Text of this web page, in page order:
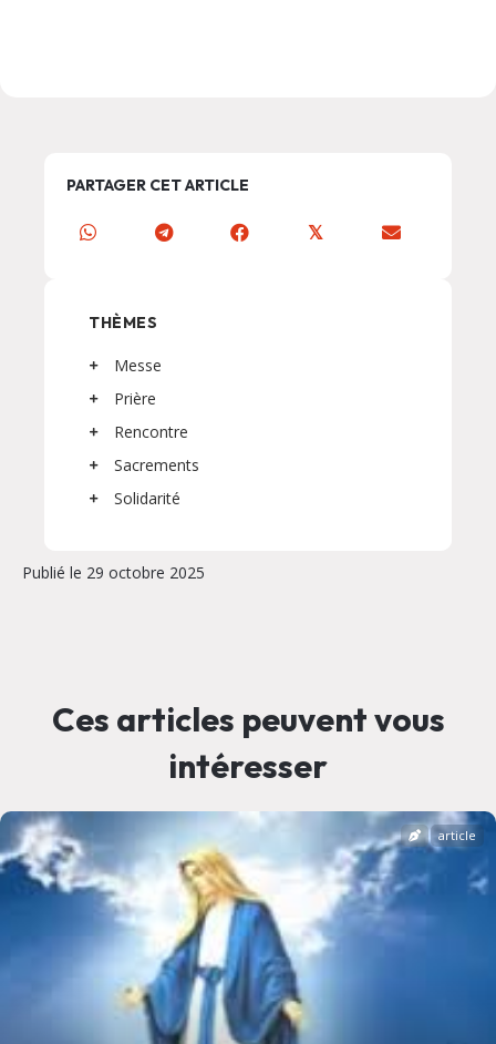
PARTAGER CET ARTICLE
𝕏
THÈMES
Messe
Prière
Rencontre
Sacrements
Solidarité
Publié le 29 octobre 2025
Ces articles peuvent vous
intéresser
article